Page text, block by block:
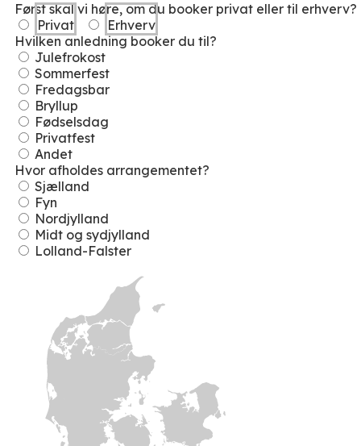
Først skal vi høre, om du booker privat eller til erhverv?
Privat
Erhverv
Hvilken anledning booker du til?
Julefrokost
Sommerfest
Fredagsbar
Bryllup
Fødselsdag
Privatfest
Andet
Hvor afholdes arrangementet?
Sjælland
Fyn
Nordjylland
Midt og sydjylland
Lolland-Falster